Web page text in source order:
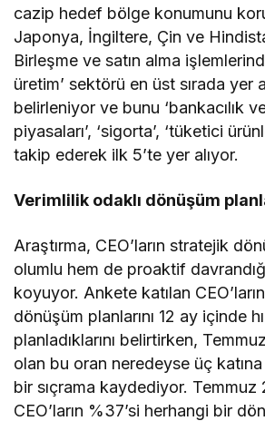
cazip hedef bölge konumunu
Japonya, İngiltere, Çin ve
Birleşme ve satın alma
üretim’ sektörü en üst sırada yer
belirleniyor ve bunu ‘bankacılık
piyasaları’, ‘sigorta’, ‘tüketici
takip ederek ilk 5’te yer alıyor.
Verimlilik odaklı dönüşüm
Araştırma, CEO’ların stratejik
olumlu hem de proaktif
koyuyor. Ankete katılan
dönüşüm planlarını 12 ay içinde
planladıklarını belirtirken,
olan bu oran neredeyse üç
bir sıçrama kaydediyor. Temmuz
CEO’ların %37’si herhangi bir